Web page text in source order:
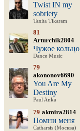
Twist IN my
sobriety
Tanita Tikaram
81
Arturchik2804
Чужое кольцо
Dance Music
79
akononov6690
You Are My
Destiny
Paul Anka
79 akmira2814
Помни меня
Catharsis (Москва)